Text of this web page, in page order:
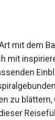
mit dem
mit
zu blättern,